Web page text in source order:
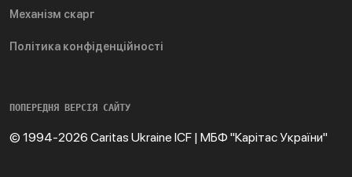
Механізм скарг
Політика конфіденційності
ПОПЕРЕДНЯ ВЕРСІЯ САЙТУ
© 1994-2026 Caritas Ukraine ICF | МБФ "Карітас України"